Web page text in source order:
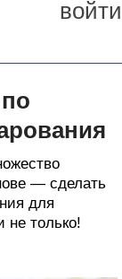
войти
— сделать
для
не только!